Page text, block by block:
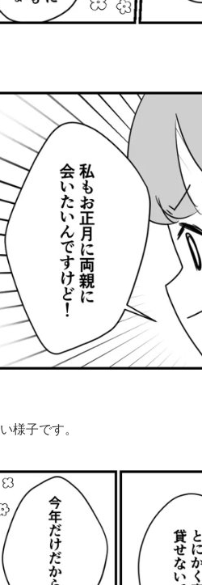
様子です。